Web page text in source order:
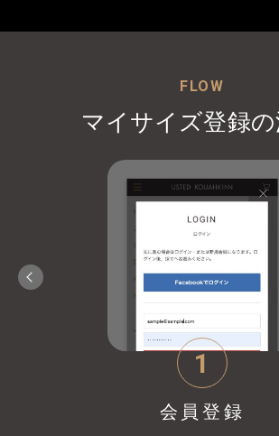
FLOW
マイサイズ登録
1
会員登録